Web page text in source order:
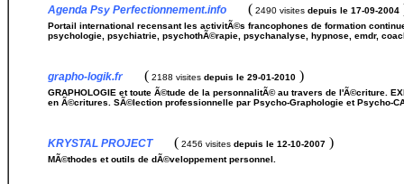
Agenda Psy Perfectionnement.info ( 2490 visites depuis le 17-09-2004
Portail international recensant les activitÃ©s francophones de formation
psychologie, psychiatrie, psychothÃ©rapie, psychanalyse, hypnose, emdr,
grapho-logik.fr( 2188 visites depuis le 29-01-2010 )
GRAPHOLOGIE et toute Ã©tude de la personnalitÃ© au travers de l'Ã©criture.
en Ã©critures. SÃ©lection professionnelle par Psycho-Graphologie et Psycho-
KRYSTAL PROJECT( 2456 visites depuis le 12-10-2007 )
MÃ©thodes et outils de dÃ©veloppement personnel.